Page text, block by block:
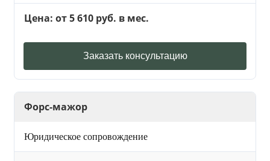
Цена: от 5 610 руб. в мес.
Заказать консультацию
Форс-мажор
Юридическое сопровождение